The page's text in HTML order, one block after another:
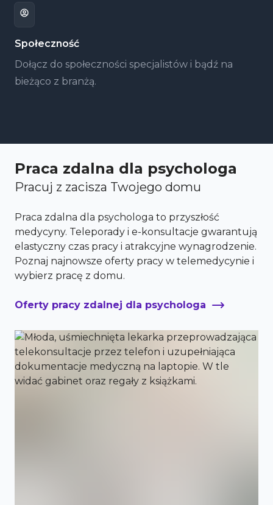
Społeczność
Dołącz do społeczności specjalistów i bądź na
bieżąco z branżą.
Praca zdalna dla psychologa
Pracuj z zacisza Twojego domu
Praca zdalna dla psychologa to przyszłość
medycyny. Teleporady i e-konsultacje gwarantują
elastyczny czas pracy i atrakcyjne wynagrodzenie.
Poznaj najnowsze oferty pracy w telemedycynie i
wybierz pracę z domu.
Oferty pracy zdalnej dla psychologa